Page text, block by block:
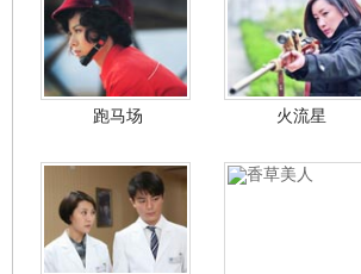
跑马场 火流星